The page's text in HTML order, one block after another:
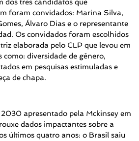
dos três candidatos que
foram convidados: Marina Silva,
Álvaro Dias e o representante
Os convidados foram escolhidos
elaborada pelo CLP que levou em
como: diversidade de gênero,
em pesquisas estimuladas e
de chapa.
apresentado pela Mckinsey em
dados impactantes sobre a
últimos quatro anos: o Brasil saiu